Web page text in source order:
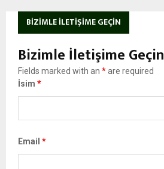
BIZIMLE İLETIŞIME GEÇIN
Bizimle İletişime Geçin
Fields marked with an *are required
İsim *
Email *